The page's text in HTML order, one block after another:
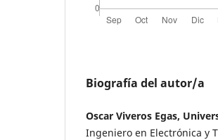
Biografía del autor/a
Oscar Viveros Egas,
Ingeniero en Electrónica y